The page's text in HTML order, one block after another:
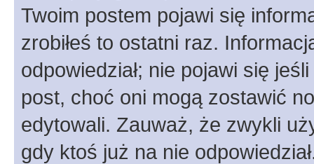
Twoim postem pojawi się
zrobiłeś to ostatni raz.
odpowiedział; nie pojawi się
post, choć oni mogą zostawić
edytowali. Zauważ, że zwykli
gdy ktoś już na nie